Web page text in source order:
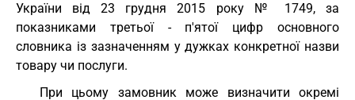
України від 23 грудня 2015 року № 1749, за
показниками третьої - п'ятої цифр основного
словника із зазначенням у дужках конкретної назви
товару чи послуги.
При цьому замовник може визначити окремі